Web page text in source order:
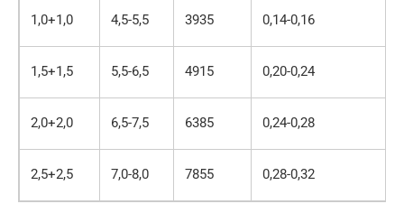
1,0+1,0 4,5-5,5 3935 0,14-0,16
1,5+1,5 5,5-6,5 4915 0,20-0,24
2,0+2,0 6,5-7,5 6385 0,24-0,28
2,5+2,5 7,0-8,0 7855 0,28-0,32